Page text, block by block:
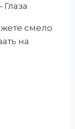
смело
на